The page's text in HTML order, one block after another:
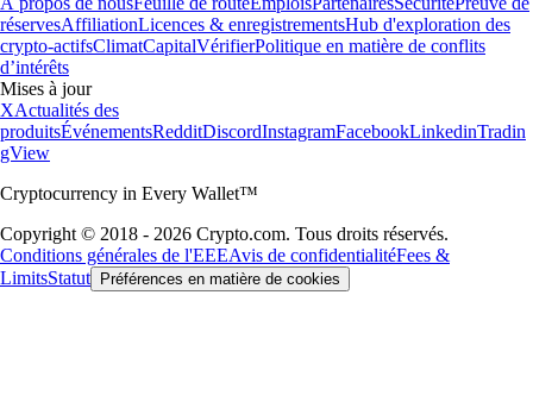
réservesAffiliationLicences & enregistrementsHub d'exploration des
crypto-actifsClimatCapitalVérifierPolitique en matière de conflits
d’intérêts
Mises à jour
XActualités des
produitsÉvénementsRedditDiscordInstagramFacebookLinkedinTradin
gView
Cryptocurrency in Every Wallet™
Copyright © 2018 - 2026 Crypto.com. Tous droits réservés.
Conditions générales de l'EEEAvis de confidentialitéFees &
LimitsStatut Préférences en matière de cookies